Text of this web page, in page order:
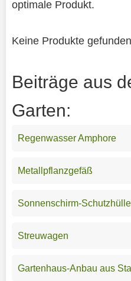
optimale Produkt.
Keine Produkte
Beiträge aus
Garten:
Regenwasser Amphore
Metallpflanzgefäß
Sonnenschirm-
Streuwagen
Gartenhaus-Anbau aus